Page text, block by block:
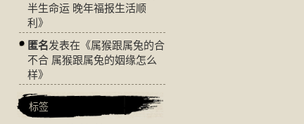
半生命运 晚年福报生活顺
利 》
匿名发表在《属猴跟属兔的合
不合 属猴跟属兔的姻缘怎么
样》
标签